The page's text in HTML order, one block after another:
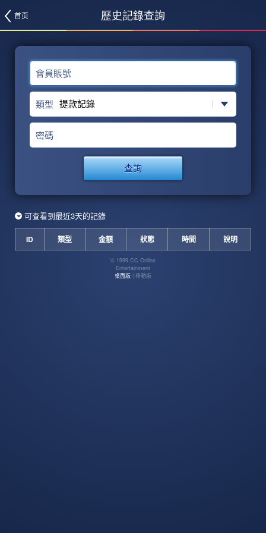
首页 歷史記錄查詢
會員賬號
類型
密碼
查詢
可查看到最近3天的記錄
ID 類型 金額 狀態 時間 說明
© 1999 CC Online
Entertainment
桌面版 | 移動版